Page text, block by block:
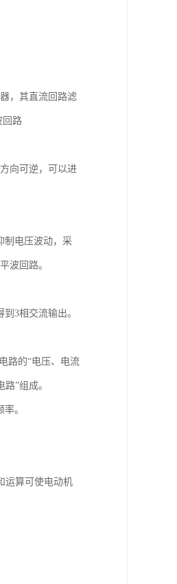
，其直流回路滤
回路
向可逆，可以进
制电压波动，采
波回路。
3相交流输出。
路的“电压、电流
”组成。
。
运算可使电动机